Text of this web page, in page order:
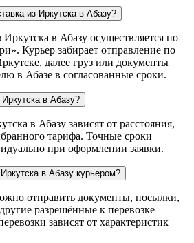
из Иркутска в Абазу?
Иркутска в Абазу осуществляется по
Курьер забирает отправление по
далее груз или документы
в Абазе в согласованные сроки.
Иркутска в Абазу?
в Абазу зависят от расстояния,
тарифа. Точные сроки
при оформлении заявки.
в Абазу курьером?
отправить документы, посылки,
разрешённые к перевозке
зависят от характеристик